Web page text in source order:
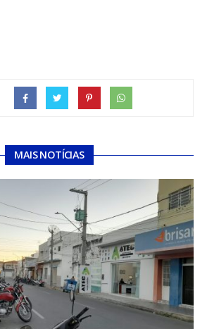
MAIS NOTÍCIAS